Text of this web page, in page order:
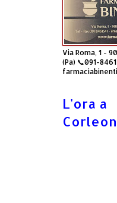
Via Roma, 1 -
(Pa) 📞091-
L'ora a